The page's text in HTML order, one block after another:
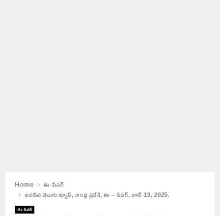
Home
ఈ-పేపర్
జనసేన తెలుగు న్యూస్, ఆంధ్ర ప్రదేశ్, ఈ – పేపర్, జూన్ 19, 2025.
ఈ-పేపర్